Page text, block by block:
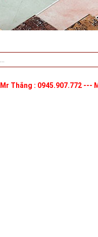
Mr Thắng : 0945.907.772 ---